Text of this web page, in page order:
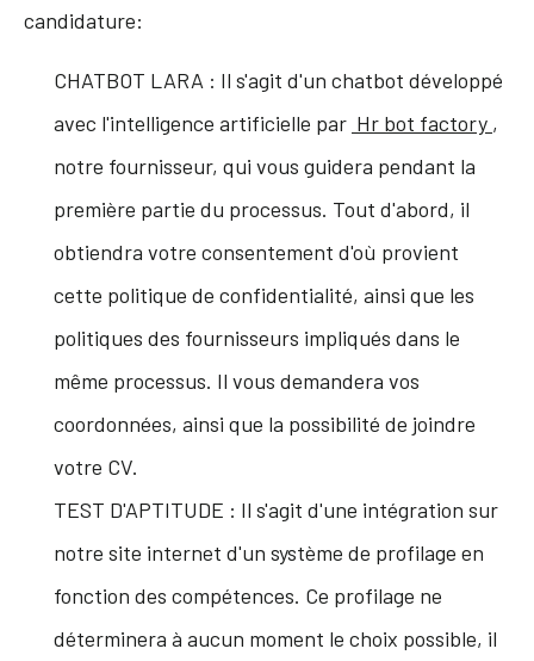
candidature:
CHATBOT LARA : Il s'agit d'un chatbot développé
avec l'intelligence artificielle par Hr bot factory ,
notre fournisseur, qui vous guidera pendant la
première partie du processus. Tout d'abord, il
obtiendra votre consentement d'où provient
cette politique de confidentialité, ainsi que les
politiques des fournisseurs impliqués dans le
même processus. Il vous demandera vos
coordonnées, ainsi que la possibilité de joindre
votre CV.
TEST D'APTITUDE : Il s'agit d'une intégration sur
notre site internet d'un système de profilage en
fonction des compétences. Ce profilage ne
déterminera à aucun moment le choix possible, il